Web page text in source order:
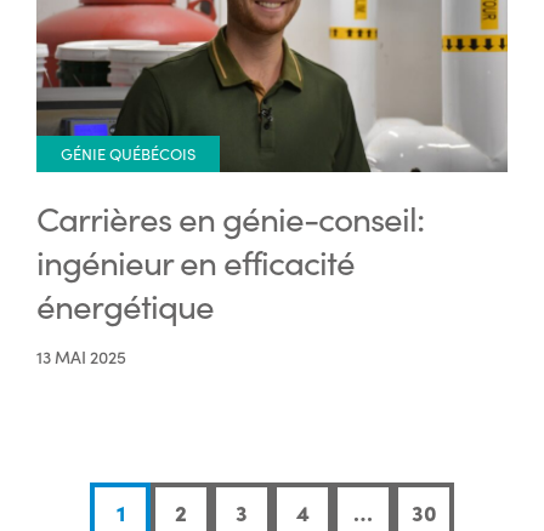
GÉNIE QUÉBÉCOIS
Carrières en génie-conseil:
ingénieur en efficacité
énergétique
13 MAI 2025
1 2 3 4 … 30